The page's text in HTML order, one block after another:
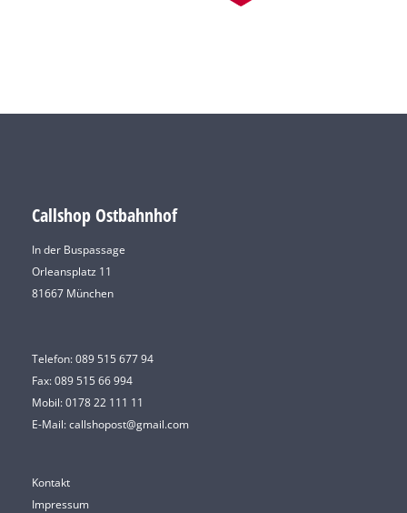
Callshop Ostbahnhof
In der Buspassage
Orleansplatz 11
81667 München
Telefon:089 515 677 94
Fax: 089 515 66 994
Mobil:0178 22 111 11
E-Mail:callshopost@gmail.com
Kontakt
Impressum